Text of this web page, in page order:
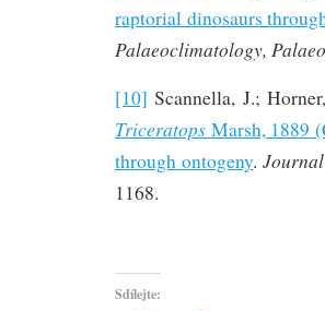
raptorial dinosaurs
Palaeoclimatology,
[10] Scannella, J.;
Triceratops Marsh, 1889
through ontogeny.
1168.
Sdílejte: